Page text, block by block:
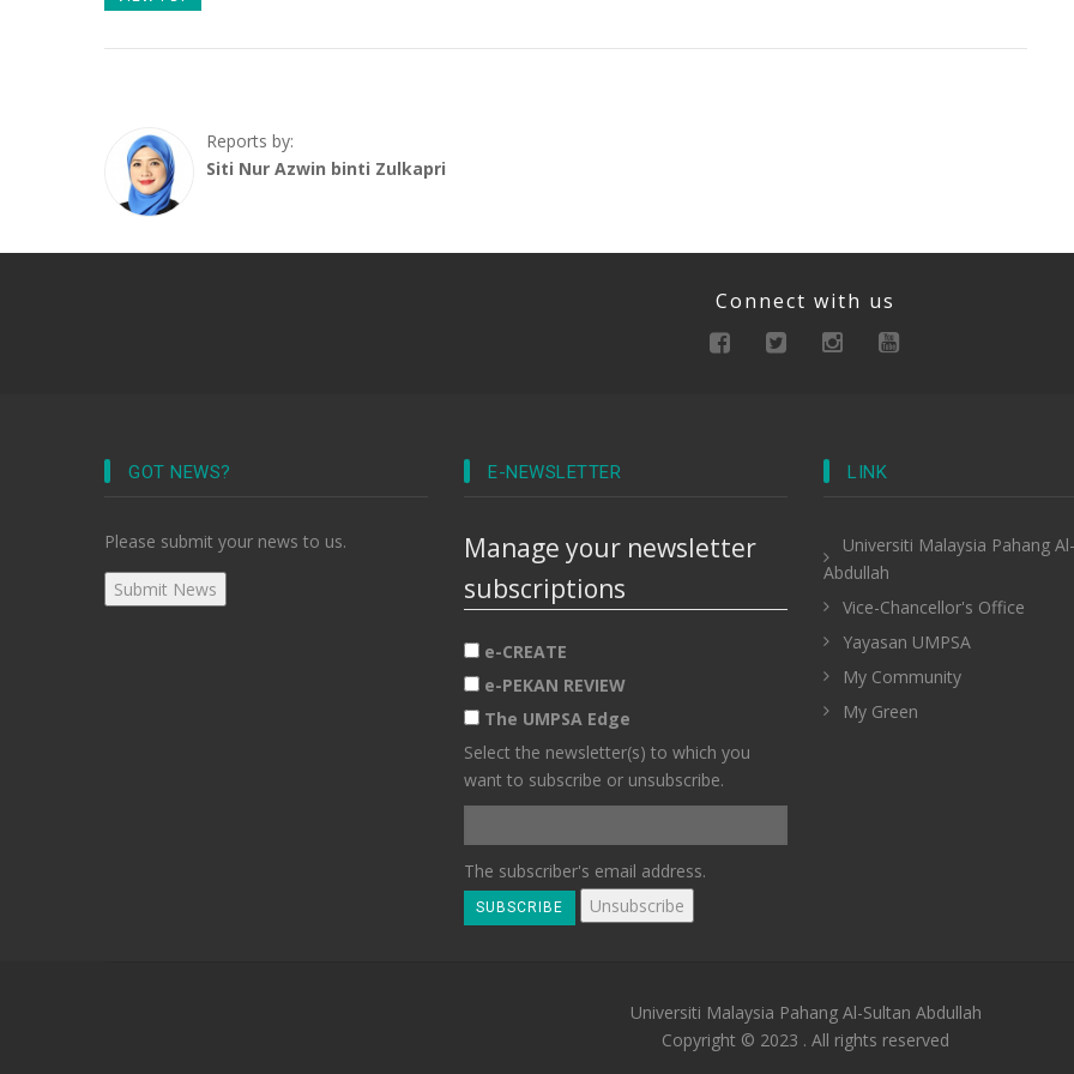
Reports by:
Siti Nur Azwin binti Zulkapri
Connect with us
GOT NEWS?
Please submit your news to us.
E-NEWSLETTER
Manage your newsletter
subscriptions
e-CREATE
e-PEKAN REVIEW
The UMPSA Edge
Select the newsletter(s) to which you
want to subscribe or unsubscribe.
The subscriber's email address.
LINK
Universiti Malaysia Pahang
Abdullah
Vice-Chancellor's Office
Yayasan UMPSA
My Community
My Green
Universiti Malaysia Pahang Al-Sultan Abdullah
Copyright © 2023 . All rights reserved